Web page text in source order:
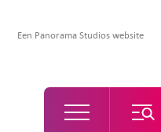
Een Panorama Studios website